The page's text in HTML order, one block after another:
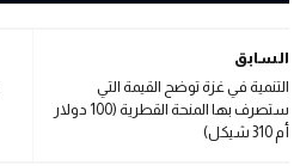
السابق
التنمية في غزة توضح القيمة التي
ستصرف بها المنحة القطرية (100 دولار
أم 310 شيكل)